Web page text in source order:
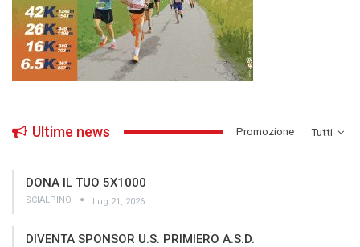
Tutti
Ultime news ­Promozione
DONA IL TUO 5X1000
SCIALPINO Lug 21, 2026
DIVENTA SPONSOR U.S. PRIMIERO A.S.D.